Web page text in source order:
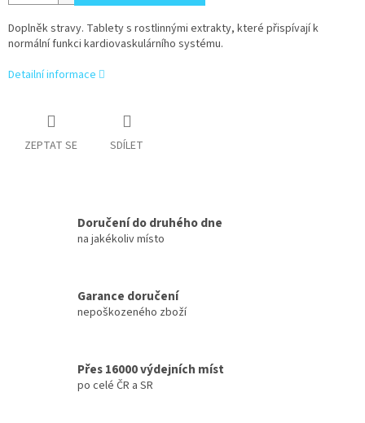
Doplněk stravy. Tablety s rostlinnými extrakty, které přispívají k
normální funkci kardiovaskulárního systému.
Detailní informace
ZEPTAT SE SDÍLET
Doručení do druhého dne
na jakékoliv místo
Garance doručení
nepoškozeného zboží
Přes 16000 výdejních míst
po celé ČR a SR